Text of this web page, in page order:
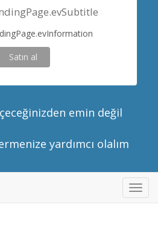
Satın al
emin değil
yardımcı olalım